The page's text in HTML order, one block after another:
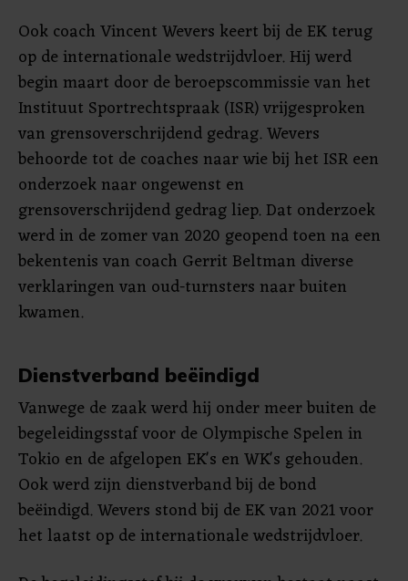
Ook coach Vincent Wevers keert bij de EK terug
op de internationale wedstrijdvloer. Hij werd
begin maart door de beroepscommissie van het
Instituut Sportrechtspraak (ISR) vrijgesproken
van grensoverschrijdend gedrag. Wevers
behoorde tot de coaches naar wie bij het ISR een
onderzoek naar ongewenst en
grensoverschrijdend gedrag liep. Dat onderzoek
werd in de zomer van 2020 geopend toen na een
bekentenis van coach Gerrit Beltman diverse
verklaringen van oud-turnsters naar buiten
kwamen.
Dienstverband beëindigd
Vanwege de zaak werd hij onder meer buiten de
begeleidingsstaf voor de Olympische Spelen in
Tokio en de afgelopen EK's en WK's gehouden.
Ook werd zijn dienstverband bij de bond
beëindigd. Wevers stond bij de EK van 2021 voor
het laatst op de internationale wedstrijdvloer.